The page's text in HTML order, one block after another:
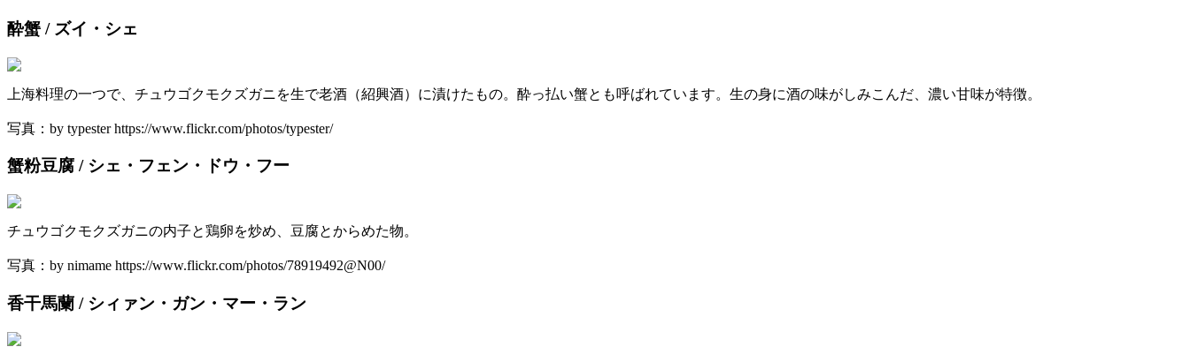
酔蟹 / ズイ・シェ
上海料理の一つで、チュウゴクモクズガニを生で老酒（紹興酒）に漬けたもの。酔っ払い蟹とも呼ばれています。生の身に酒の味がしみこんだ、濃い甘味が特徴。
写真：by typester https://www.flickr.com/photos/typester/
蟹粉豆腐 / シェ・フェン・ドウ・フー
チュウゴクモクズガニの内子と鶏卵を炒め、豆腐とからめた物。
写真：by nimame https://www.flickr.com/photos/78919492@N00/
香干馬蘭 / シィァン・ガン・マー・ラン